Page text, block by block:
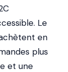
Le
en
plus
et une